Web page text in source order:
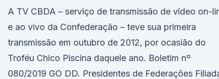
A TV CBDA – serviço de transmissão de vídeo on-
e ao vivo da Confederação – teve sua primeira
transmissão em outubro de 2012, por ocasião do
Troféu Chico Piscina daquele ano. Boletim nº
080/2019 GO DD. Presidentes de Federações